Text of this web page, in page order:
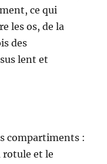
ce qui
les os, de la
des
lent et
compartiments :
et le